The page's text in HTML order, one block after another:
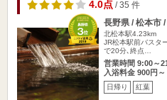
4.0点/ 35 件
長野県 / 松本市
北松本駅4.23km
JR松本駅前バスタ
で20分､終点…
営業時間 9:00～
入浴料金 900円～
日帰り 紅葉